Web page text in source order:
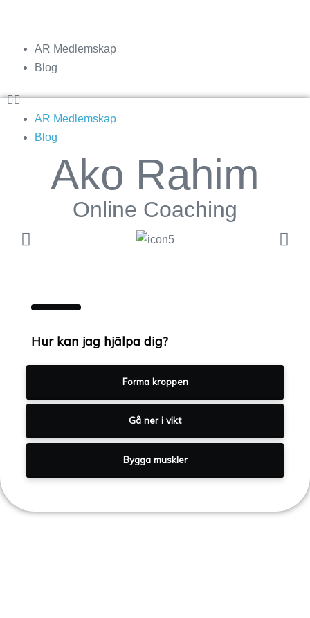
AR Medlemskap
Blog
AR Medlemskap
Blog
Ako Rahim
Online Coaching
Hur kan jag hjälpa dig?
Forma kroppen
Gå ner i vikt
Bygga muskler
18-25 är
35-45 är